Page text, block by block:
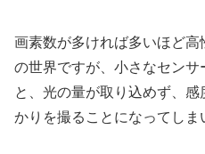
画素数が多ければ多いほど
の世界ですが、小さなセン
と、光の量が取り込めず、
かりを撮ることになってしま